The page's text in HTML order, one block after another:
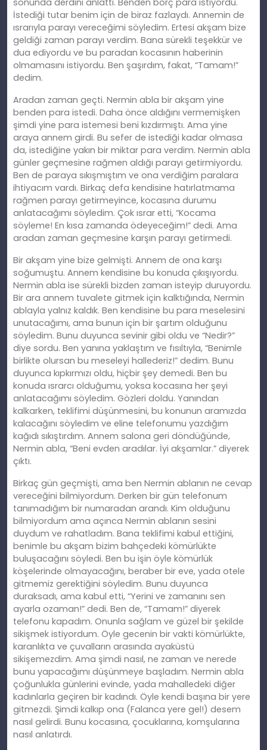
sonunda derdini anlattı. Benden borç para istiyordu.
İstediği tutar benim için de biraz fazlaydı. Annemin de
ısrarıyla parayı vereceğimi söyledim. Ertesi akşam bize
geldiği zaman parayı verdim. Bana sürekli teşekkür ve
dua ediyordu ve bu paradan kocasının haberinin
olmamasını istiyordu. Ben şaşırdım, fakat, “Tamam!”
dedim.
Aradan zaman geçti. Nermin abla bir akşam yine
benden para istedi. Daha önce aldığını vermemişken
şimdi yine para istemesi beni kızdırmıştı. Ama yine
araya annem girdi. Bu sefer de istediği kadar olmasa
da, istediğine yakın bir miktar para verdim. Nermin abla
günler geçmesine rağmen aldığı parayı getirmiyordu.
Ben de paraya sıkışmıştım ve ona verdiğim paralara
ihtiyacım vardı. Birkaç defa kendisine hatırlatmama
rağmen parayı getirmeyince, kocasına durumu
anlatacağımı söyledim. Çok ısrar etti, “Kocama
söyleme! En kısa zamanda ödeyeceğim!” dedi. Ama
aradan zaman geçmesine karşın parayı getirmedi.
Bir akşam yine bize gelmişti. Annem de ona karşı
soğumuştu. Annem kendisine bu konuda çıkışıyordu.
Nermin abla ise sürekli bizden zaman isteyip duruyordu.
Bir ara annem tuvalete gitmek için kalktığında, Nermin
ablayla yalnız kaldık. Ben kendisine bu para meselesini
unutacağımı, ama bunun için bir şartım olduğunu
söyledim. Bunu duyunca sevinir gibi oldu ve “Nedir?”
diye sordu. Ben yanına yaklaştım ve fısıltıyla, “Benimle
birlikte olursan bu meseleyi hallederiz!” dedim. Bunu
duyunca kıpkırmızı oldu, hiçbir şey demedi. Ben bu
konuda ısrarcı olduğumu, yoksa kocasına her şeyi
anlatacağımı söyledim. Gözleri doldu. Yanından
kalkarken, teklifimi düşünmesini, bu konunun aramızda
kalacağını söyledim ve eline telefonumu yazdığım
kağıdı sıkıştırdım. Annem salona geri döndüğünde,
Nermin abla, “Beni evden aradılar. İyi akşamlar.” diyerek
çıktı.
Birkaç gün geçmişti, ama ben Nermin ablanın ne cevap
vereceğini bilmiyordum. Derken bir gün telefonum
tanımadığım bir numaradan arandı. Kim olduğunu
bilmiyordum ama açınca Nermin ablanın sesini
duydum ve rahatladım. Bana teklifimi kabul ettiğini,
benimle bu akşam bizim bahçedeki kömürlükte
buluşacağını söyledi. Ben bu işin öyle kömürlük
köşelerinde olmayacağını, beraber bir eve, yada otele
gitmemiz gerektiğini söyledim. Bunu duyunca
duraksadı, ama kabul etti, “Yerini ve zamanını sen
ayarla ozaman!” dedi. Ben de, “Tamam!” diyerek
telefonu kapadım. Onunla sağlam ve güzel bir şekilde
sikişmek istiyordum. Öyle gecenin bir vakti kömürlükte,
karanlıkta ve çuvalların arasında ayaküstü
sikişemezdim. Ama şimdi nasıl, ne zaman ve nerede
bunu yapacağımı düşünmeye başladım. Nermin abla
çoğunlukla günlerini evinde, yada mahalledeki diğer
kadınlarla geçiren bir kadındı. Öyle kendi başına bir yere
gitmezdi. Şimdi kalkıp ona (Falanca yere gel!) desem
nasıl gelirdi. Bunu kocasına, çocuklarına, komşularına
nasıl anlatırdı.